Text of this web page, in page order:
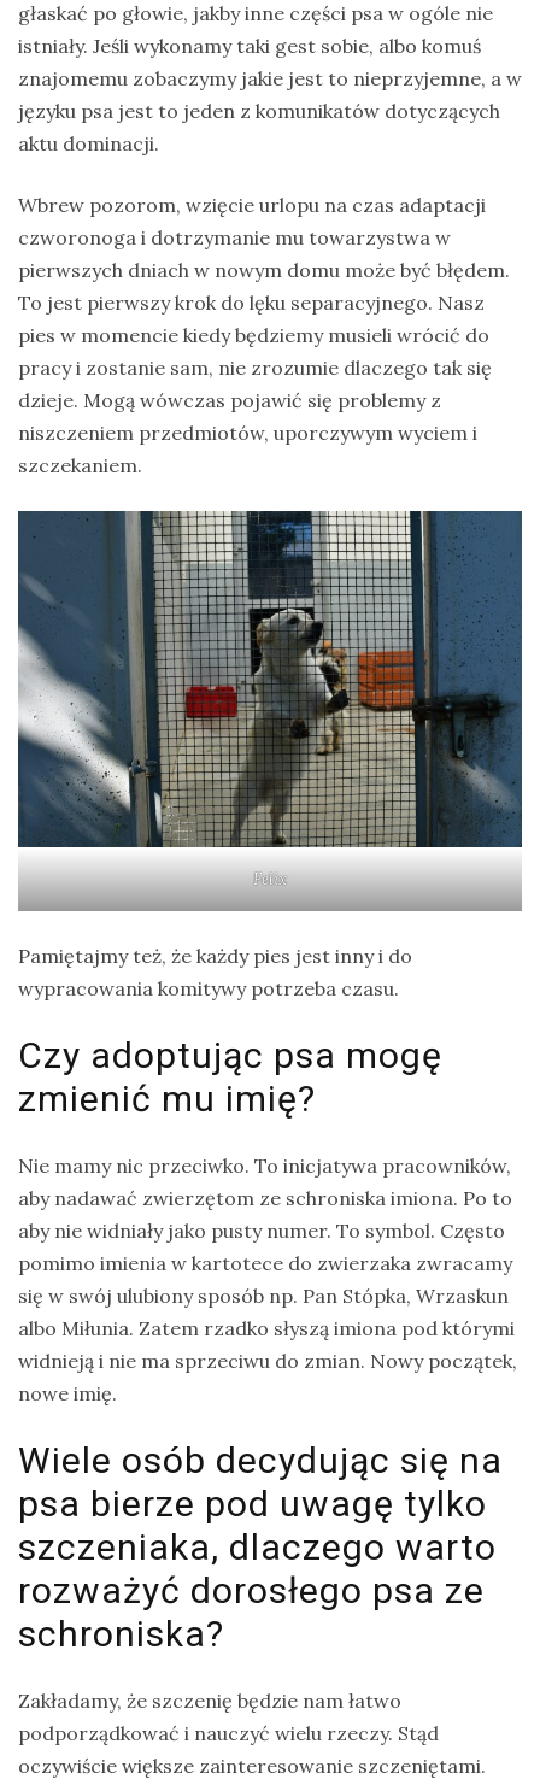
głaskać po głowie, jakby inne części psa w ogóle nie
istniały. Jeśli wykonamy taki gest sobie, albo komuś
znajomemu zobaczymy jakie jest to nieprzyjemne, a w
języku psa jest to jeden z komunikatów dotyczących
aktu dominacji.
Wbrew pozorom, wzięcie urlopu na czas adaptacji
czworonoga i dotrzymanie mu towarzystwa w
pierwszych dniach w nowym domu może być błędem.
To jest pierwszy krok do lęku separacyjnego. Nasz
pies w momencie kiedy będziemy musieli wrócić do
pracy i zostanie sam, nie zrozumie dlaczego tak się
dzieje. Mogą wówczas pojawić się problemy z
niszczeniem przedmiotów, uporczywym wyciem i
szczekaniem.
Felix
Pamiętajmy też, że każdy pies jest inny i do
wypracowania komitywy potrzeba czasu.
Czy adoptując psa mogę
zmienić mu imię?
Nie mamy nic przeciwko. To inicjatywa pracowników,
aby nadawać zwierzętom ze schroniska imiona. Po to
aby nie widniały jako pusty numer. To symbol. Często
pomimo imienia w kartotece do zwierzaka zwracamy
się w swój ulubiony sposób np. Pan Stópka, Wrzaskun
albo Miłunia. Zatem rzadko słyszą imiona pod którymi
widnieją i nie ma sprzeciwu do zmian. Nowy początek,
nowe imię.
Wiele osób decydując się na
psa bierze pod uwagę tylko
szczeniaka, dlaczego warto
rozważyć dorosłego psa ze
schroniska?
Zakładamy, że szczenię będzie nam łatwo
podporządkować i nauczyć wielu rzeczy. Stąd
oczywiście większe zainteresowanie szczeniętami.